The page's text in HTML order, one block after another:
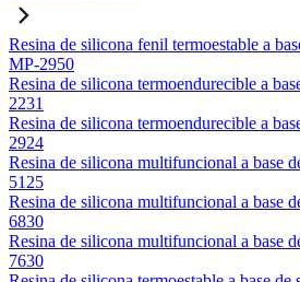
Resina de silicona fenil termoestable a
MP-2950
Resina de silicona termoendurecible a
2231
Resina de silicona termoendurecible a
2924
Resina de silicona multifuncional a base
5125
Resina de silicona multifuncional a base
6830
Resina de silicona multifuncional a base
7630